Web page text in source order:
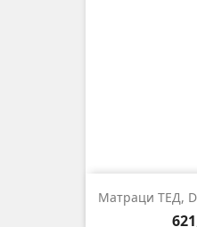
Матраци ТЕД,